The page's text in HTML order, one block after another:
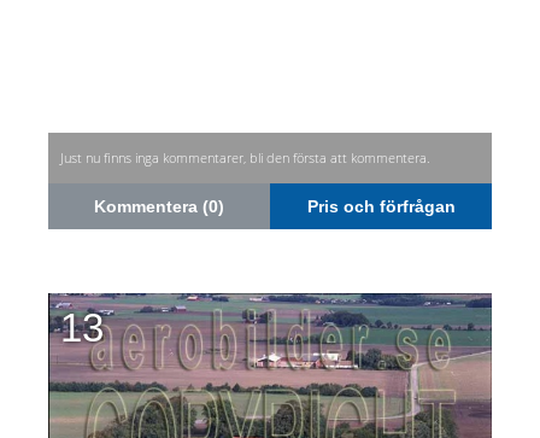
Just nu finns inga kommentarer, bli den första att kommentera.
Kommentera (0) Pris och förfrågan
13